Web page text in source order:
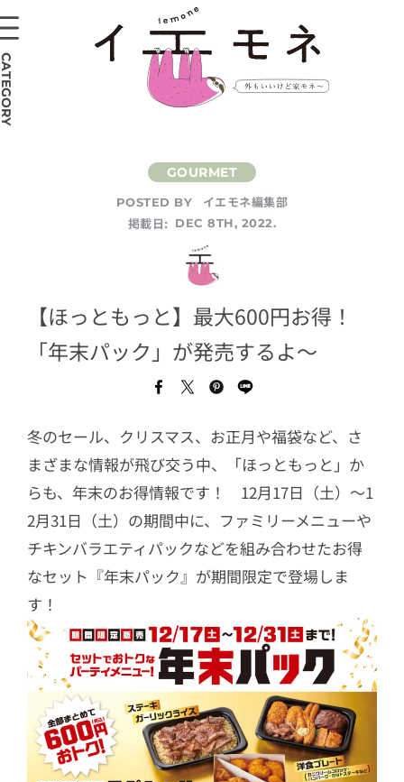
POSTED BY
イエモネ編集部
掲載日:
DEC 8TH, 2022.
【ほっともっと】最大600円お得！
「年末パック」が発売するよ～
冬のセール、クリスマス、お正月や福袋など、さ
まざまな情報が飛び交う中、「ほっともっと」か
らも、年末のお得情報です！ 12月17日（土）～1
2月31日（土）の期間中に、ファミリーメニューや
チキンバラエティパックなどを組み合わせたお得
なセット『年末パック』が期間限定で登場しま
す！